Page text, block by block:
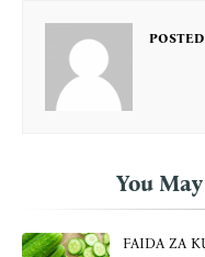
You
FAIDA ZA